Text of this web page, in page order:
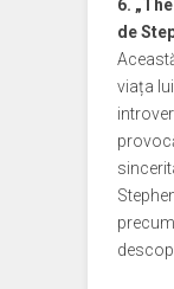
6.
de
viața